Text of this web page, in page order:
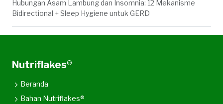
Hubungan Asam Lambung dan Insomnia: 12 Mekanisme
Bidirectional + Sleep Hygiene untuk GERD
Nutriflakes®
Beranda
Bahan Nutriflakes®